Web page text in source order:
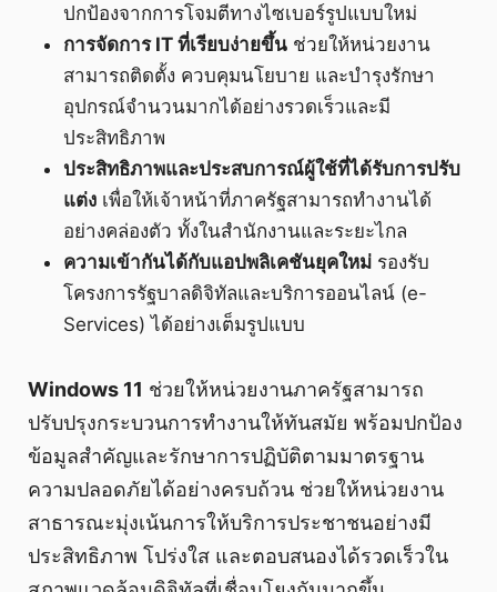
ปกป้องจากการโจมตีทางไซเบอร์รูปแบบใหม่
การจัดการ IT ที่เรียบง่ายขึ้น ช่วยให้หน่วยงาน
สามารถติดตั้ง ควบคุมนโยบาย และบำรุงรักษา
อุปกรณ์จำนวนมากได้อย่างรวดเร็วและมี
ประสิทธิภาพ
ประสิทธิภาพและประสบการณ์ผู้ใช้ที่ได้รับการปรับ
แต่ง เพื่อให้เจ้าหน้าที่ภาครัฐสามารถทำงานได้
อย่างคล่องตัว ทั้งในสำนักงานและระยะไกล
ความเข้ากันได้กับแอปพลิเคชันยุคใหม่ รองรับ
โครงการรัฐบาลดิจิทัลและบริการออนไลน์ (e-
Services) ได้อย่างเต็มรูปแบบ
Windows 11 ช่วยให้หน่วยงานภาครัฐสามารถ
ปรับปรุงกระบวนการทำงานให้ทันสมัย พร้อมปกป้อง
ข้อมูลสำคัญและรักษาการปฏิบัติตามมาตรฐาน
ความปลอดภัยได้อย่างครบถ้วน ช่วยให้หน่วยงาน
สาธารณะมุ่งเน้นการให้บริการประชาชนอย่างมี
ประสิทธิภาพ โปร่งใส และตอบสนองได้รวดเร็วใน